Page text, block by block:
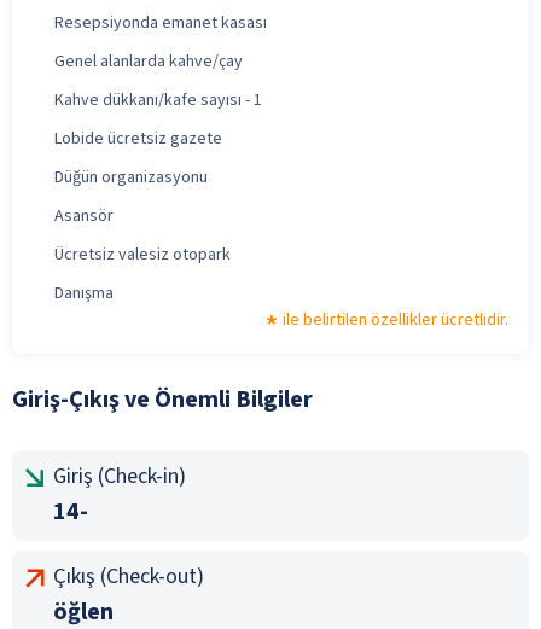
Resepsiyonda emanet kasası
Genel alanlarda kahve/çay
Kahve dükkanı/kafe sayısı - 1
Lobide ücretsiz gazete
Düğün organizasyonu
Asansör
Ücretsiz valesiz otopark
Danışma
ile belirtilen özellikler ücretlidir.
Giriş-Çıkış ve Önemli Bilgiler
Giriş (Check-in)
14-
Çıkış (Check-out)
öğlen